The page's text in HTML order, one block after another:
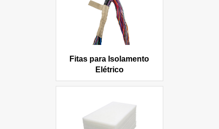
Fitas para Isolamento
Elétrico